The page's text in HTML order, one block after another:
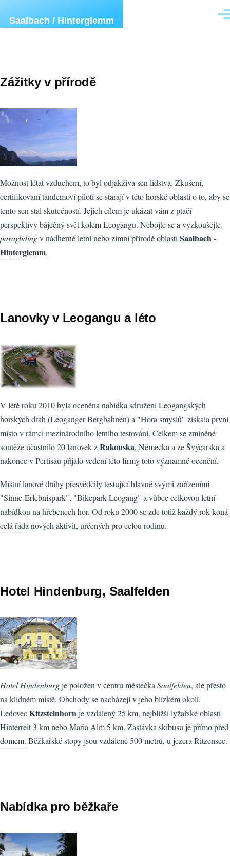
Saalbach / Hinterglemm
Zážitky v přírodě
Možnost létat vzduchem, to byl odjakživa sen lidstva. Zkušení,
certifikovaní tandemoví piloti se starají v této horské oblasti o to, aby se
tento sen stal skutečností. Jejich cílem je ukázat vám z ptačí
perspektivy báječný svět kolem Leogangu. Nebojte se a vyzkoušejte
paraglidingv nádherné letní nebo zimní přírodě oblasti Saalbach -
Hinterglemm.
Lanovky v Leogangu a léto
V létě roku 2010 byla oceněna nabídka sdružení Leogangských
horských drah (Leoganger Bergbahnen) a "Hora smyslů" získala první
místo v rámci mezinárodního letního testování. Celkem se zmíněné
soutěže účastnilo 20 lanovek zRakouska, Německa a ze Švýcarska a
nakonec v Pertisau přijalo vedení této firmy toto významné ocenění.
Místní lanové dráhy přesvědčily testující hlavně svými zařízeními
"Sinne-Erlebnispark", "Bikepark Leogang" a vůbec celkovou letní
nabídkou na hřebenech hor. Od roku 2000 se zde totiž každý rok koná
celá řada nových aktivit, určených pro celou rodinu.
Hotel Hindenburg, Saalfelden
Hotel Hindenburgje položen v centru městečkaSaalfelden, ale přesto
na klidném místě. Obchody se nacházejí v jeho blízkém okolí.
LedovecKitzsteinhornje vzdálený 25 km, nejbližší lyžařské oblasti
Hinterreit 3 km nebo Maria Alm 5 km. Zastávka skibusu je přímo před
domem. Běžkařské stopy jsou vzdálené 500 metrů, u jezera Ritzensee.
Nabídka pro běžkaře